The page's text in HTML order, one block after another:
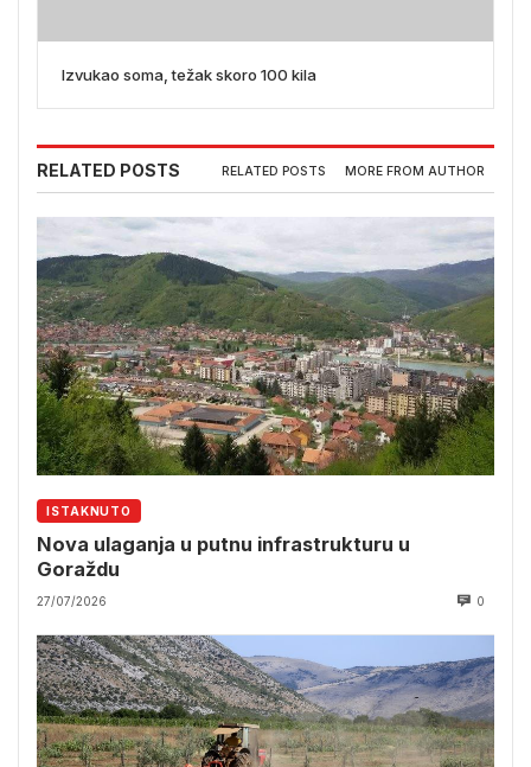
Izvukao soma, težak skoro 100 kila
RELATED POSTS RELATED POSTS MORE FROM AUTHOR
ISTAKNUTO
Nova ulaganja u putnu infrastrukturu u
Goraždu
27/07/2026 0